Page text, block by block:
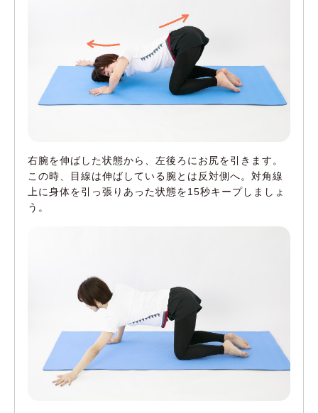
右腕を伸ばした状態から、左後ろにお尻を引きます。
この時、目線は伸ばしている腕とは反対側へ。対角線
上に身体を引っ張りあった状態を15秒キープしましょ
う。